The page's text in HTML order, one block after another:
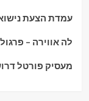
עמדת הצעת
לה אווירה –
מעסיק פורטל